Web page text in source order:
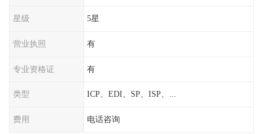
星级 5星
营业执照 有
专业资格证 有
类型 ICP、EDI、SP、ISP、...
费用 电话咨询